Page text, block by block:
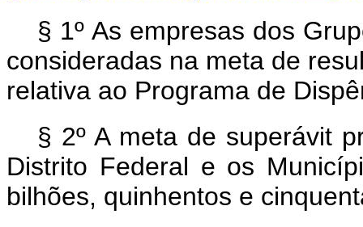
§ 1º As empresas dos
consideradas na meta de
relativa ao Programa de
§ 2º A meta de superávit
Distrito Federal e os
bilhões, quinhentos e